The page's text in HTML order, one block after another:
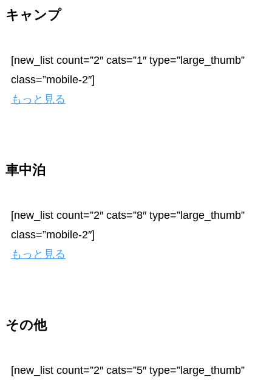
キャンプ
[new_list count=”2″ cats=”1″ type=”large_thumb”
class=”mobile-2″]
もっと見る
車中泊
[new_list count=”2″ cats=”8″ type=”large_thumb”
class=”mobile-2″]
もっと見る
その他
[new_list count=”2″ cats=”5″ type=”large_thumb”